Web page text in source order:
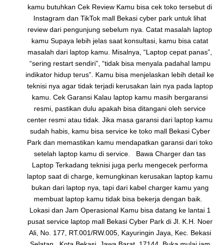
kamu butuhkan Cek Review Kamu bisa cek toko tersebut di
Instagram dan TikTok mall Bekasi cyber park untuk lihat
review dari pengunjung sebelum nya. Catat masalah laptop
kamu Supaya lebih jelas saat konsultasi, kamu bisa catat
masalah dari laptop kamu. Misalnya, “Laptop cepat panas”,
“sering restart sendiri”, “tidak bisa menyala padahal lampu
indikator hidup terus”. Kamu bisa menjelaskan lebih detail ke
teknisi nya agar tidak terjadi kerusakan lain nya pada laptop
kamu. Cek Garansi Kalau laptop kamu masih bergaransi
resmi, pastikan dulu apakah bisa ditangani oleh service
center resmi atau tidak. Jika masa garansi dari laptop kamu
sudah habis, kamu bisa service ke toko mall Bekasi Cyber
Park dan memastikan kamu mendapatkan garansi dari toko
setelah laptop kamu di service. Bawa Charger dan tas
Laptop Terkadang teknisi juga perlu mengecek performa
laptop saat di charge, kemungkinan kerusakan laptop kamu
bukan dari laptop nya, tapi dari kabel charger kamu yang
membuat laptop kamu tidak bisa bekerja dengan baik.
Lokasi dan Jam Operasional Kamu bisa datang ke lantai 1
pusat service laptop mall Bekasi Cyber Park di Jl. K.H. Noer
Ali, No. 177, RT.001/RW.005, Kayuringin Jaya, Kec. Bekasi